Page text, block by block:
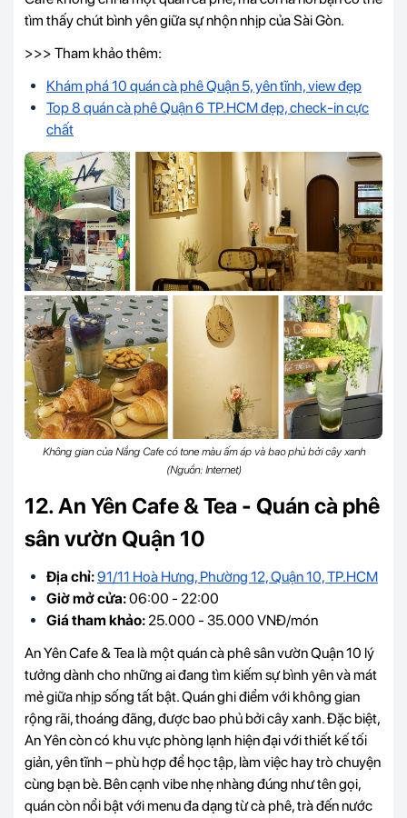
tìm thấy chút bình yên giữa sự nhộn nhịp của Sài Gòn.
>>> Tham khảo thêm:
Khám phá 10 quán cà phê Quận 5, yên tĩnh, view đẹp
Top 8 quán cà phê Quận 6 TP.HCM đẹp, check-in cực
chất
Không gian của Nắng Cafe có tone màu ấm áp và bao phủ bởi cây xanh
(Nguồn: Internet)
12. An Yên Cafe & Tea - Quán cà phê
sân vườn Quận 10
Địa chỉ:91/11 Hoà Hưng, Phường 12, Quận 10, TP.HCM
Giờ mở cửa:06:00 - 22:00
Giá tham khảo: 25.000 - 35.000 VNĐ/món
An Yên Cafe & Tea là một quán cà phê sân vườn Quận 10 lý
tưởng dành cho những ai đang tìm kiếm sự bình yên và mát
mẻ giữa nhịp sống tất bật. Quán ghi điểm với không gian
rộng rãi, thoáng đãng, được bao phủ bởi cây xanh. Đặc biệt,
An Yên còn có khu vực phòng lạnh hiện đại với thiết kế tối
giản, yên tĩnh – phù hợp để học tập, làm việc hay trò chuyện
cùng bạn bè. Bên cạnh vibe nhẹ nhàng đúng như tên gọi,
quán còn nổi bật với menu đa dạng từ cà phê, trà đến nước